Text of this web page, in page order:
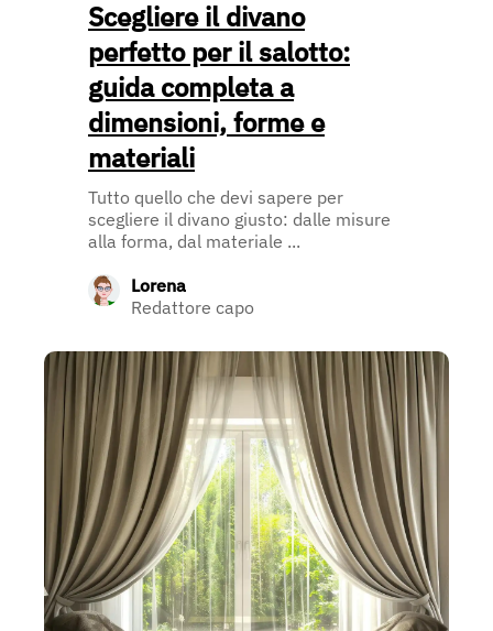
Scegliere il divano
perfetto per il salotto:
guida completa a
dimensioni, forme e
materiali
Tutto quello che devi sapere per
scegliere il divano giusto: dalle misure
alla forma, dal materiale ...
Lorena
Redattore capo